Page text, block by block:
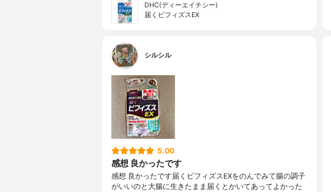
DHC(ディーエイチシー)
届くビフィズスEX
シルシル
5.00
感想 良かったです
感想 良かったです届くビフィズスEXをのんでみて腸の調子
がいいのと大腸に生きたまま届くとかいてあってよかった